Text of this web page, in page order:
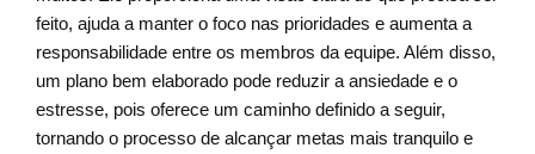
feito, ajuda a manter o foco nas prioridades e aumenta a
responsabilidade entre os membros da equipe. Além disso,
um plano bem elaborado pode reduzir a ansiedade e o
estresse, pois oferece um caminho definido a seguir,
tornando o processo de alcançar metas mais tranquilo e